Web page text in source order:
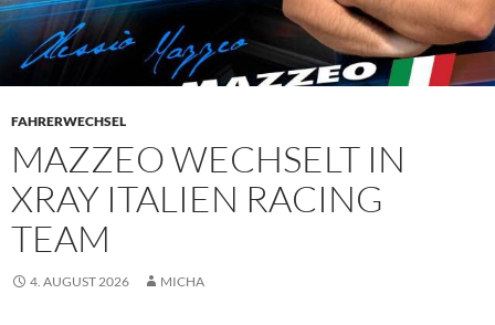
FAHRERWECHSEL
MAZZEO WECHSELT IN
XRAY ITALIEN RACING
TEAM
4. AUGUST 2026 MICHA